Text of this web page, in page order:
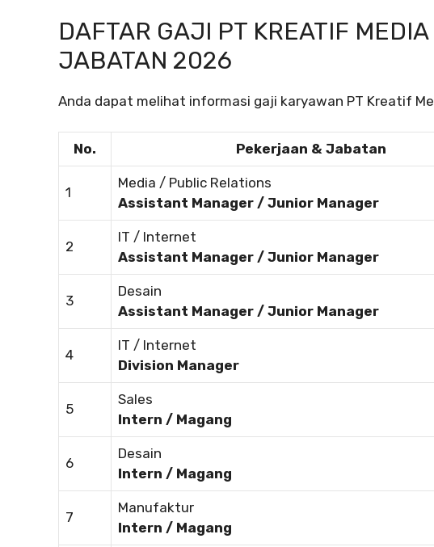
DAFTAR GAJI PT KREATIF
JABATAN 2026
Anda dapat melihat informasi gaji karyawan PT Kreatif
No. Pekerjaan & Jabatan
1
Media / Public Relations
Assistant Manager / Junior Manager
2
IT / Internet
Assistant Manager / Junior Manager
3
Desain
Assistant Manager / Junior Manager
4
IT / Internet
Division Manager
5
Sales
Intern / Magang
6
Desain
Intern / Magang
7
Manufaktur
Intern / Magang